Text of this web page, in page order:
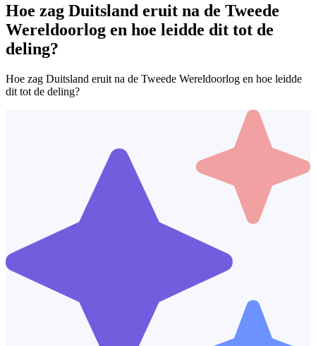
Hoe zag Duitsland eruit na de Tweede
Wereldoorlog en hoe leidde dit tot de
deling?
Hoe zag Duitsland eruit na de Tweede Wereldoorlog en hoe leidde
dit tot de deling?